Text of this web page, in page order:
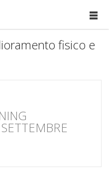
fisico e